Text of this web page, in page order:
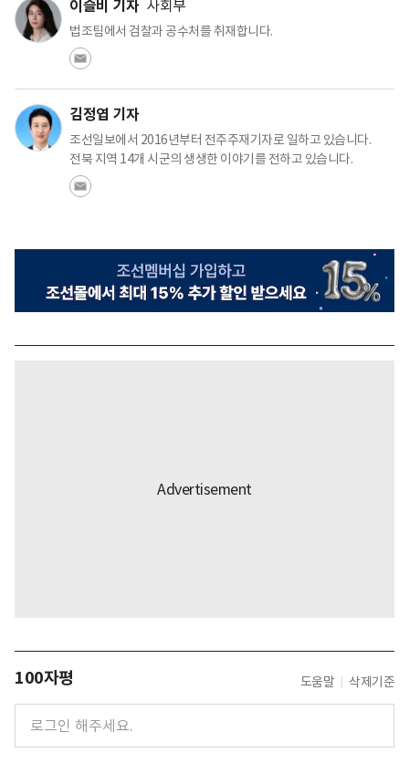
이슬비 기자 사회부
법조팀에서 검찰과 공수처를 취재합니다.
김정엽 기자
조선일보에서 2016년부터 전주주재기자로 일하고 있습니다.
전북 지역 14개 시군의 생생한 이야기를 전하고 있습니다.
100자평 도움말 삭제기준